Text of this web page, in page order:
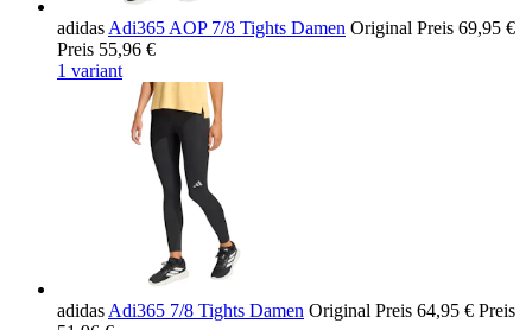
adidas Adi365 AOP 7/8 Tights Damen Original Preis 69,95 €
Preis 55,96 €
1 variant
adidas Adi365 7/8 Tights Damen Original Preis 64,95 € Preis